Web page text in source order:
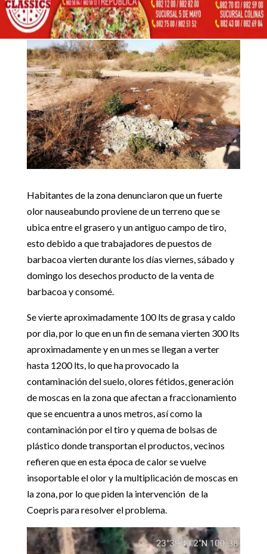
 Inicio 5 Noticias locales 5
Vierten a cielo abierto desechos de puestos de barbacoa
Noticias locales
28 mayo, 2019
Habitantes de la zona denunciaron que un fuerte
olor nauseabundo proviene de un terreno que se
ubica entre el grasero y un antiguo campo de tiro,
esto debido a que trabajadores de puestos de
barbacoa vierten durante los días viernes, sábado y
domingo los desechos producto de la venta de
barbacoa y consomé.
Se vierte aproximadamente 100 lts de grasa y caldo
por dia, por lo que en un fin de semana vierten 300 lts
aproximadamente y en un mes se llegan a verter
hasta 1200 lts, lo que ha provocado la
contaminación del suelo, olores fétidos, generación
de moscas en la zona que afectan a fraccionamiento
que se encuentra a unos metros, así como la
contaminación por el tiro y quema de bolsas de
plástico donde transportan el productos, vecinos
refieren que en esta época de calor se vuelve
insoportable el olor y la multiplicación de moscas en
la zona, por lo que piden la intervención de la
Coepris para resolver el problema.